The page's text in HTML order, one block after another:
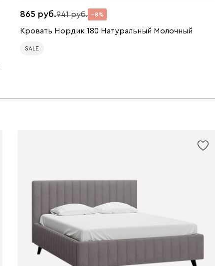
865 941 8
Кровать Нордик 180 Натуральный Молочный
SALE